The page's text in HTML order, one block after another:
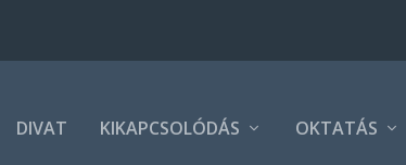
DIVAT KIKAPCSOLÓDÁS OKTATÁS